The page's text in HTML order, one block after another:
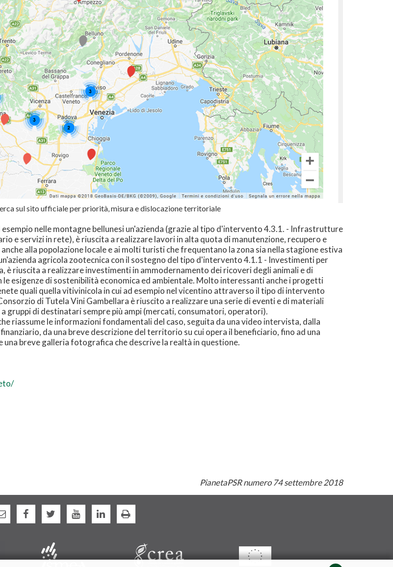
sul sito ufficiale per priorità, misura e dislocazione territoriale
nelle montagne bellunesi un'azienda (grazie al tipo d'intervento 4.3.1. - Infrastrutture
e servizi in rete), è riuscita a realizzare lavori in alta quota di manutenzione, recupero e
alla popolazione locale e ai molti turisti che frequentano la zona sia nella stagione estiva
agricola zootecnica con il sostegno del tipo d'intervento 4.1.1 - Investimenti per
è riuscita a realizzare investimenti in ammodernamento dei ricoveri degli animali e di
esigenze di sostenibilità economica ed ambientale. Molto interessanti anche i progetti
quali quella vitivinicola in cui ad esempio nel vicentino attraverso il tipo di intervento
di Tutela Vini Gambellara è riuscito a realizzare una serie di eventi e di materiali
gruppi di destinatari sempre più ampi (mercati, consumatori, operatori).
riassume le informazioni fondamentali del caso, seguita da una video intervista, dalla
da una breve descrizione del territorio su cui opera il beneficiario, fino ad una
breve galleria fotografica che descrive la realtà in questione.
PianetaPSR numero 74 settembre 2018